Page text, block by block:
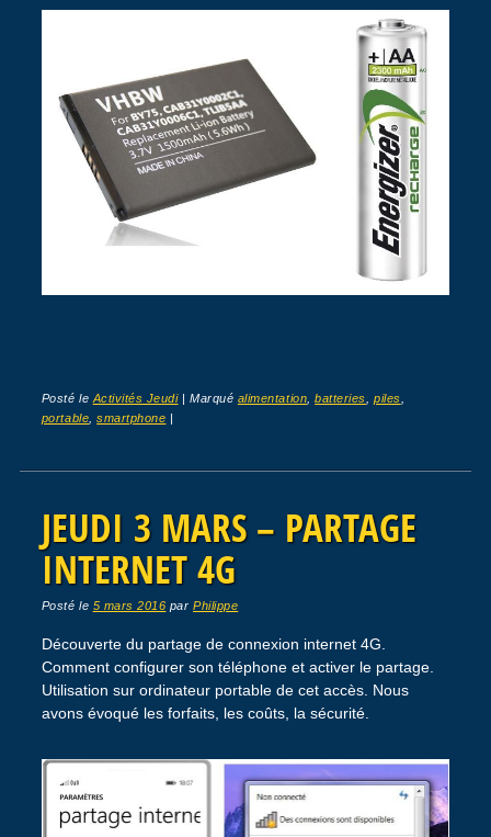
Posté le Activités Jeudi |Marqué alimentation ,batteries piles
portable ,smartphone |
JEUDI 3 MARS – PARTAGE
INTERNET 4G
Posté le 5 mars 2016 parPhilippe
Découverte du partage de connexion internet 4G.
Comment configurer son téléphone et activer le partage.
Utilisation sur ordinateur portable de cet accès. Nous
avons évoqué les forfaits, les coûts, la sécurité.